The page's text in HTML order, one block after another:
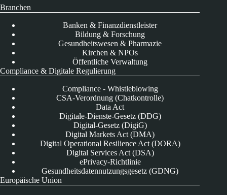
Branchen
Banken & Finanzdienstleister
Bildung & Forschung
Gesundheitswesen & Pharmazie
Kirchen & NPOs
Öffentliche Verwaltung
Compliance & Digitale Regulierung
Compliance - Whistleblowing
CSA-Verordnung (Chatkontrolle)
Data Act
Digitale-Dienste-Gesetz (DDG)
Digital-Gesetz (DigiG)
Digital Markets Act (DMA)
Digital Operational Resilience Act (DORA)
Digital Services Act (DSA)
ePrivacy-Richtlinie
Gesundheitsdatennutzungsgesetz (GDNG)
Europäische Union